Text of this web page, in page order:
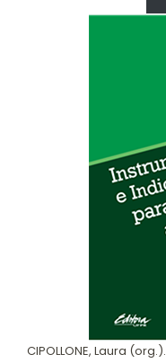
CIPOLLONE, Laura (org.).